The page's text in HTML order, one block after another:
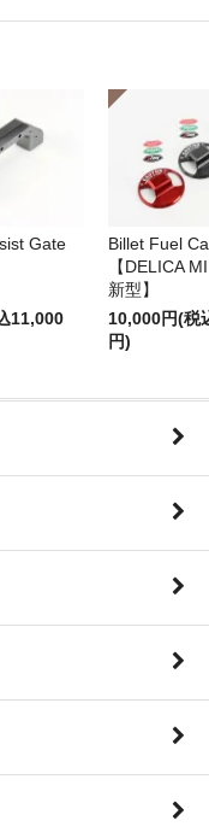
Gate
11,000
Billet Fuel
【DELICA
新型】
10,000円(税
円)